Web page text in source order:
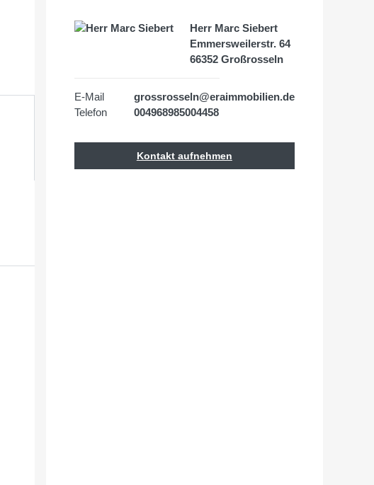
Herr Marc Siebert
Emmersweilerstr. 64
66352 Großrosseln
E-Mail
grossrosseln@eraimmobilien.de
Telefon
004968985004458
Kontakt aufnehmen